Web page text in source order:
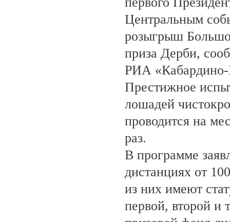
Центральным
розыгрыш
приза Дерби,
РИА «Кабардино-
Престижное
лошадей
проводится на
раз.
В программе
дистанциях от
из них имеют
первой, второй и